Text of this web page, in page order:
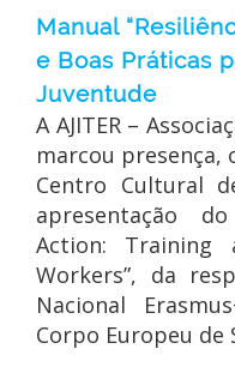
Manual
e Boas Práticas
Juventude
A AJITER –
marcou presença,
Centro Cultural
apresentação
Action: Training
Workers”, da
Nacional
Corpo Europeu de